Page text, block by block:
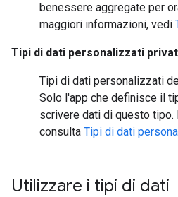
benessere aggregate per
maggiori informazioni, vedi
Tipi di dati personalizzati
Tipi di dati personalizzati
Solo l'app che definisce il
scrivere dati di questo tipo.
consulta Tipi di dati
Utilizzare i tipi di dati